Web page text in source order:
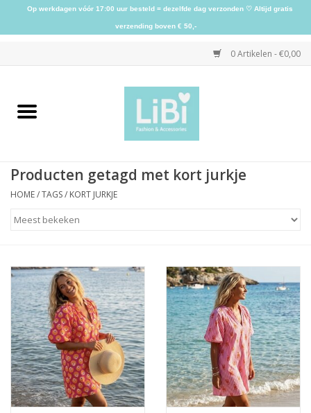
0 Artikelen - €0,00
Home
Schoenen
Sieraden
Accessoires
Home deco
SALE
Producten getagd met kort jurkje
HOME/TAGS/ KORT JURKJE
Op werkdagen vóór 17:00 uur besteld = dezelfde dag verzonden ♡ Altijd gratis
verzending boven € 50,-